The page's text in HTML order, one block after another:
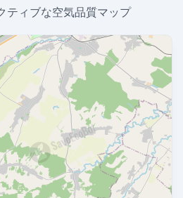
ティブな空気品質マップ